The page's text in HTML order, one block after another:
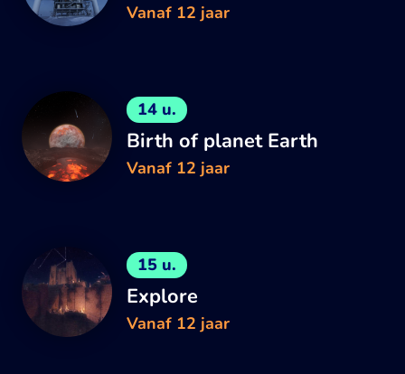
Vanaf 12 jaar
14 u.
Birth of planet Earth
Vanaf 12 jaar
15 u.
Explore
Vanaf 12 jaar